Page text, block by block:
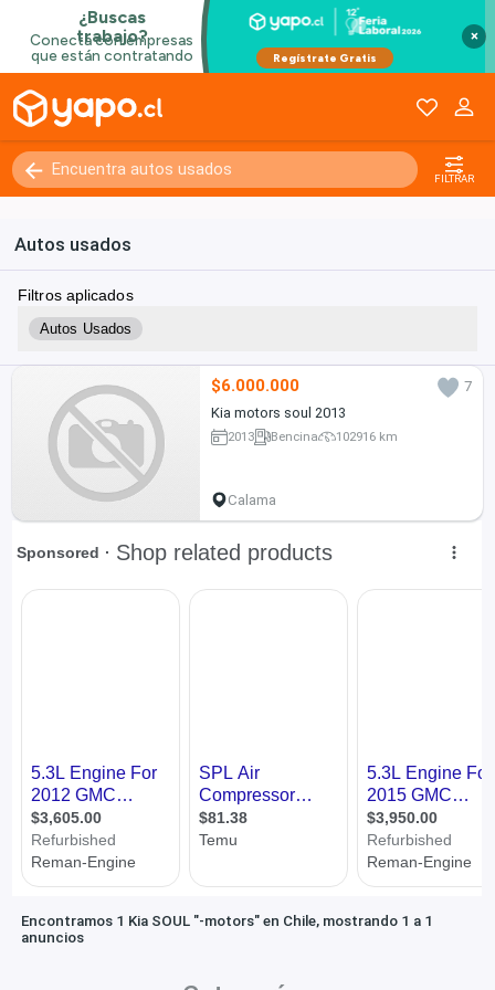
×
FILTRAR
Autos usados
Filtros aplicados
Autos Usados
$6.000.000
7
Kia motors soul 2013
2013 Bencina 102916 km
Calama
Encontramos 1 Kia SOUL "-motors" en Chile, mostrando 1 a 1
anuncios